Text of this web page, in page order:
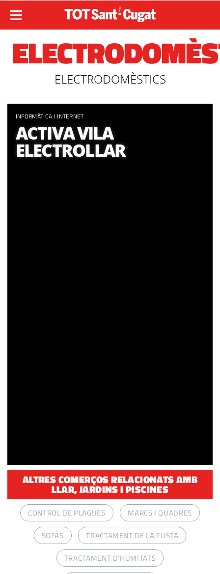
ELECTRODOMÈSTICS
INFORMÀTICA I INTERNET
ACTIVA VILA
ELECTROLLAR
ALTRES COMERÇOS RELACIONATS AMB
LLAR, JARDINS I PISCINES
CONTROL DE PLAGUES
MARCS I QUADRES
SOFÀS
TRACTAMENT DE LA FUSTA
TRACTAMENT D'HUMITATS